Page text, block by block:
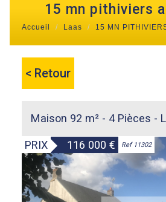
15 mn pithiviers
Accueil Laas 15 MN
< Retour
Maison 92 m² - 4 Pièces -
PRIX 116 000 € Ref 11302